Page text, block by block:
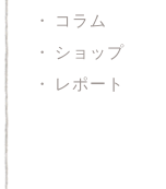
コラム
ショップ
レポート